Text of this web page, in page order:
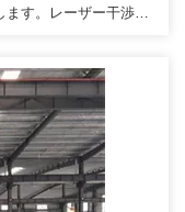
ます。レーザー干渉計